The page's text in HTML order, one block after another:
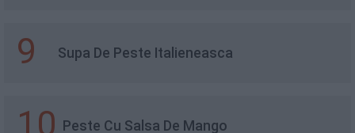
9 Supa De Peste Italieneasca
10 Peste Cu Salsa De Mango